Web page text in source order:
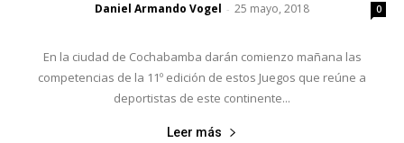
Daniel Armando Vogel - 25 mayo, 2018 0
En la ciudad de Cochabamba darán comienzo mañana las
competencias de la 11º edición de estos Juegos que reúne a
deportistas de este continente...
Leer más